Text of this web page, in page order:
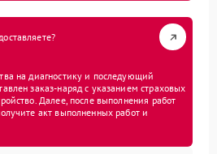
на диагностику и последующий
заказ-наряд с указанием страховых
Далее, после выполнения работ
акт выполненных работ и